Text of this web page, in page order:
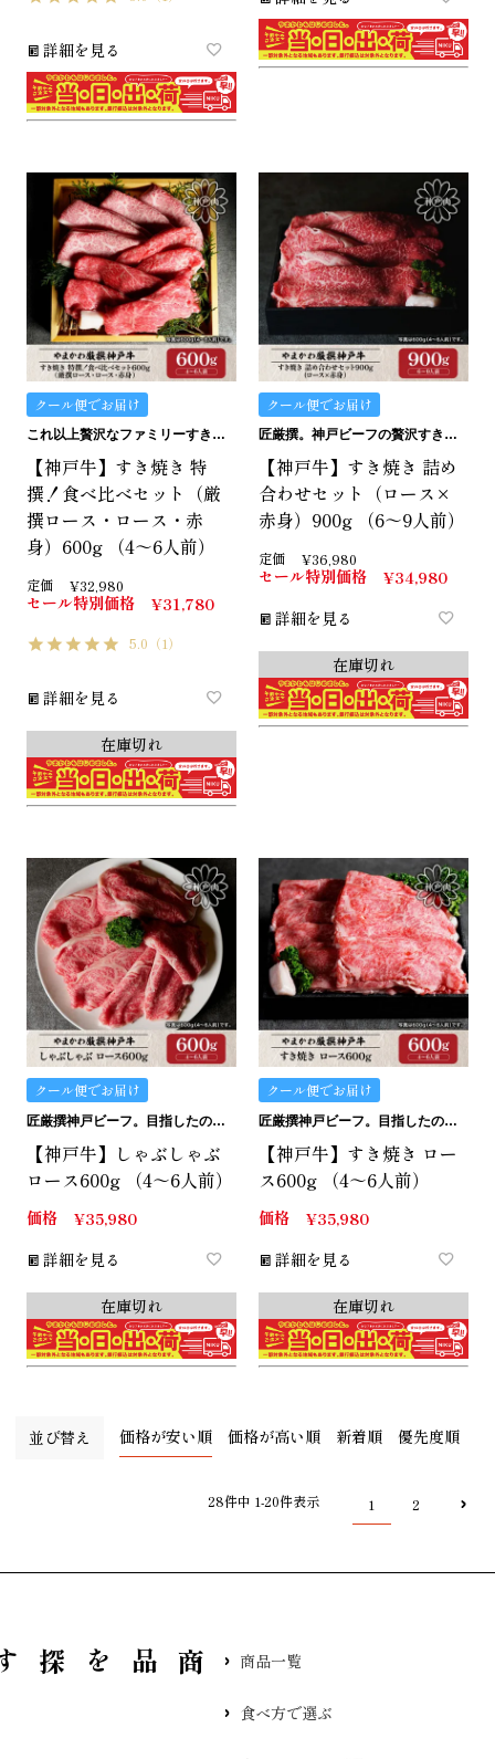
詳細を見る
クール便でお届け
これ以上贅沢なファミリーすき焼きはありません。
【神戸牛】すき焼き 特
撰！食べ比べセット（厳
撰ロース・ロース・赤
身）600g （4～6人前）
定価 ¥32,980
セール特別価格 ¥31,780
5.0 （1）
詳細を見る
在庫切れ
クール便でお届け
匠厳撰。神戸ビーフの贅沢すき焼きセットです。
【神戸牛】すき焼き 詰め
合わせセット（ロース×
赤身）900g （6～9人前）
定価 ¥36,980
セール特別価格 ¥34,980
詳細を見る
在庫切れ
クール便でお届け
匠厳撰神戸ビーフ。目指したのは最上級のお家しゃぶしゃぶ。
【神戸牛】しゃぶしゃぶ
ロース600g （4～6人前）
価格 ¥35,980
詳細を見る
在庫切れ
クール便でお届け
匠厳撰神戸ビーフ。目指したのは最上級のお家すき焼き。
【神戸牛】すき焼き ロー
ス600g （4～6人前）
価格 ¥35,980
詳細を見る
在庫切れ
並び替え 価格が安い順 価格が高い順 新着順 優先度順
28件中 1-20件表示 1 2
す 商品一覧
食べ方で選ぶ